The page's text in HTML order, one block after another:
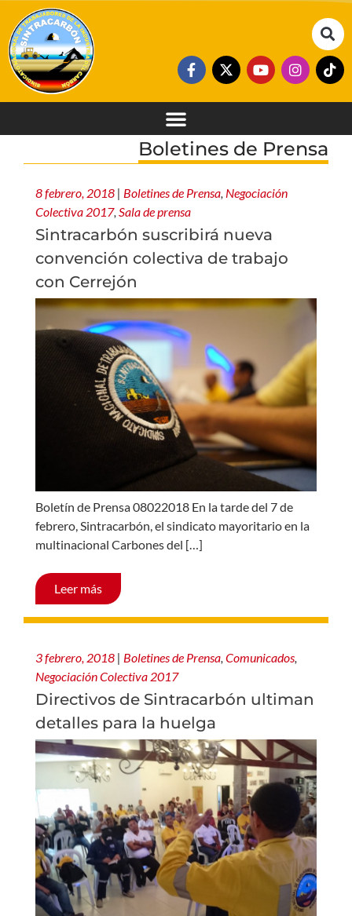
Boletines de Prensa
8 febrero, 2018 | Boletines de Prensa, Negociación
Colectiva 2017, Sala de prensa
Sintracarbón suscribirá nueva
convención colectiva de trabajo
con Cerrejón
Boletín de Prensa 08022018 En la tarde del 7 de
febrero, Sintracarbón, el sindicato mayoritario en la
multinacional Carbones del […]
Leer más
3 febrero, 2018 | Boletines de Prensa Comunicados
Negociación Colectiva 2017
Directivos de Sintracarbón ultiman
detalles para la huelga